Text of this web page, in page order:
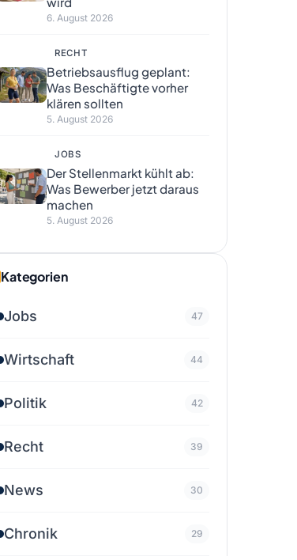
6. August 2026
RECHT
Betriebsausflug geplant:
Was Beschäftigte vorher
klären sollten
5. August 2026
JOBS
Der Stellenmarkt kühlt ab:
Was Bewerber jetzt daraus
machen
5. August 2026
Kategorien
Jobs 47
Wirtschaft 44
Politik 42
Recht 39
News 30
Chronik 29